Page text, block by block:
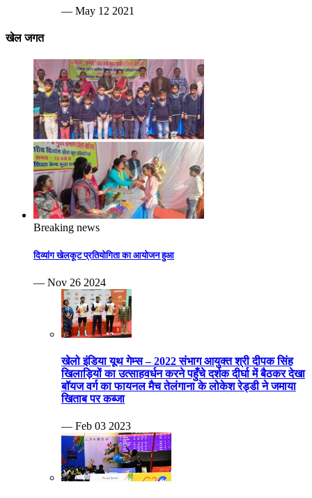
— May 12 2021
खेल जगत
Breaking news
दिव्यांग खेलकूट प्रतियोगिता का आयोजन हुआ
— Nov 26 2024
खेलो इंडिया यूथ गेम्स – 2022 संभाग आयुक्त श्री दीपक सिंह
खिलाड़ियों का उत्साहवर्धन करने पहुँचे दर्शक दीर्घा में बैठकर देखा
बॉयज वर्ग का फायनल मैच तेलंगाना के लोकेश रेड्डी ने जमाया
खिताब पर कब्जा
— Feb 03 2023